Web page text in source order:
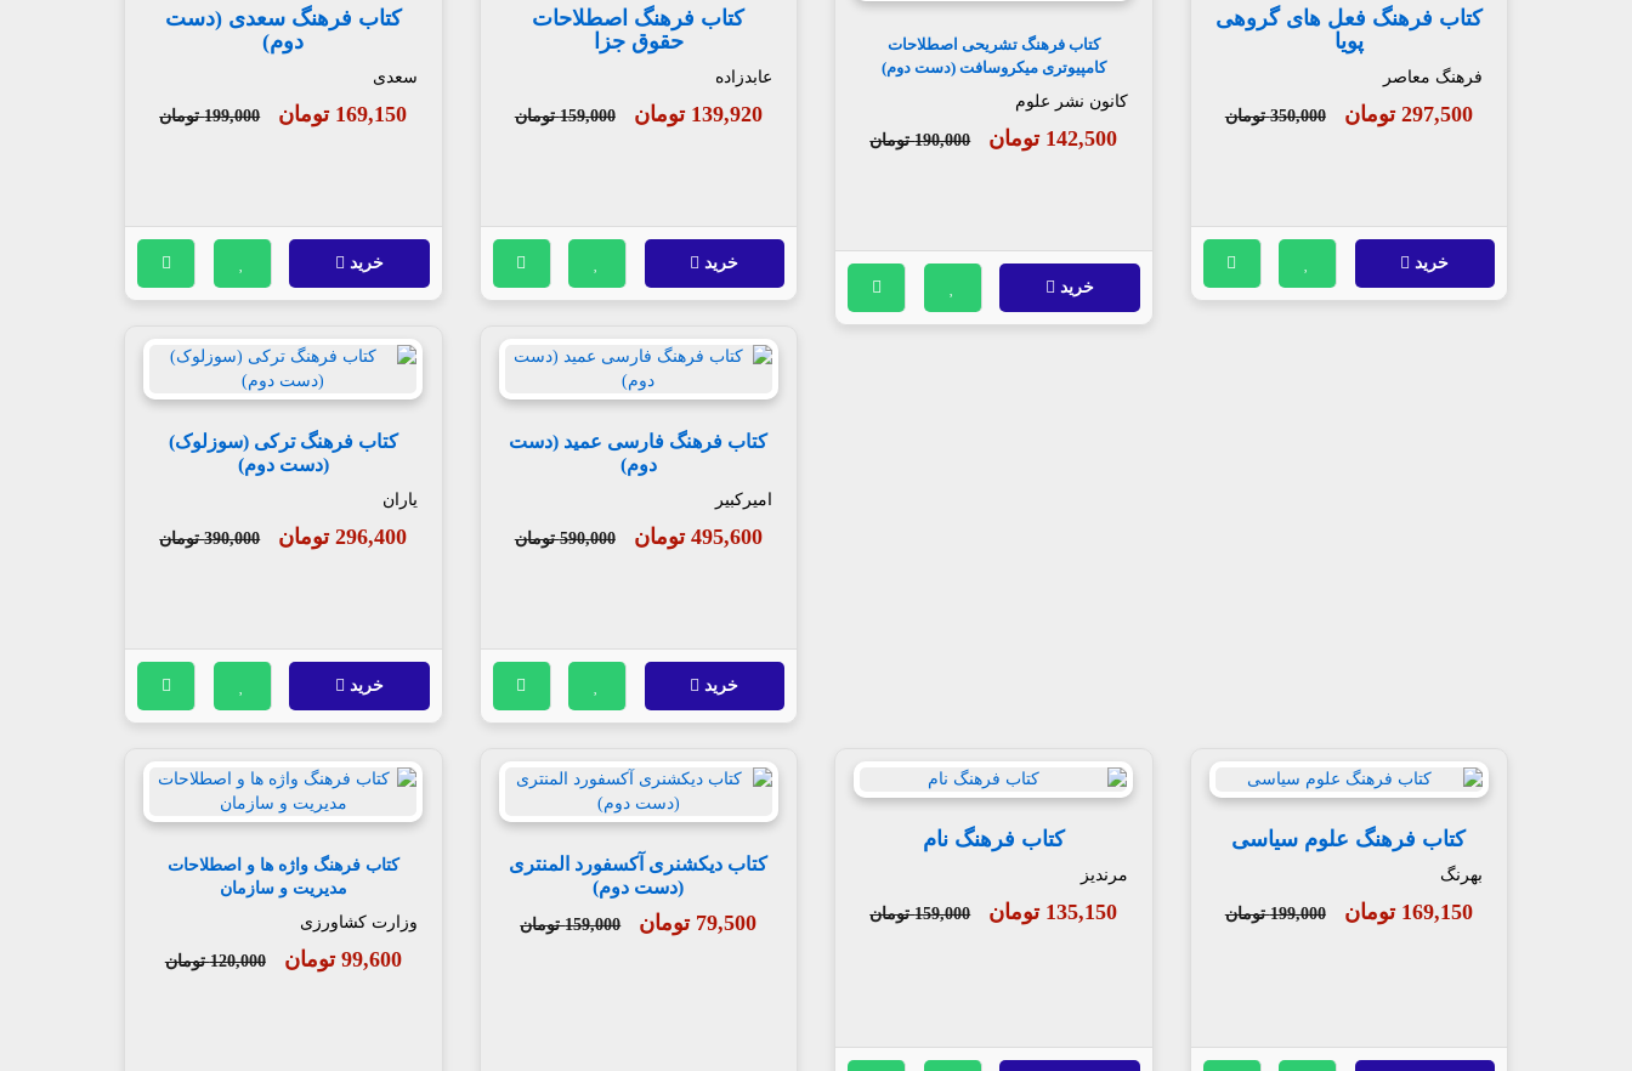
کتاب فرهنگ فعل های گروهی
پویا
فرهنگ معاصر
297,500 تومان 350,000 تومان
خرید
کتاب فرهنگ تشریحی اصطلاحات
کامپیوتری میکروسافت (دست دوم)
کانون نشر علوم
142,500 تومان 190,000 تومان
خرید
کتاب فرهنگ اصطلاحات
حقوق جزا
عابدزاده
139,920 تومان 159,000 تومان
خرید
کتاب فرهنگ سعدی (دست
دوم)
سعدی
169,150 تومان 199,000 تومان
خرید
کتاب فرهنگ فارسی عمید (دست
دوم)
امیرکبیر
495,600 تومان 590,000 تومان
خرید
کتاب فرهنگ ترکی (سوزلوک)
(دست دوم)
یاران
296,400 تومان 390,000 تومان
خرید
کتاب فرهنگ علوم سیاسی
بهرنگ
169,150 تومان 199,000 تومان
کتاب فرهنگ نام
مرندیز
135,150 تومان 159,000 تومان
کتاب دیکشنری آکسفورد المنتری
(دست دوم)
79,500 تومان 159,000 تومان
کتاب فرهنگ واژه ها و اصطلاحات
مدیریت و سازمان
وزارت کشاورزی
99,600 تومان 120,000 تومان